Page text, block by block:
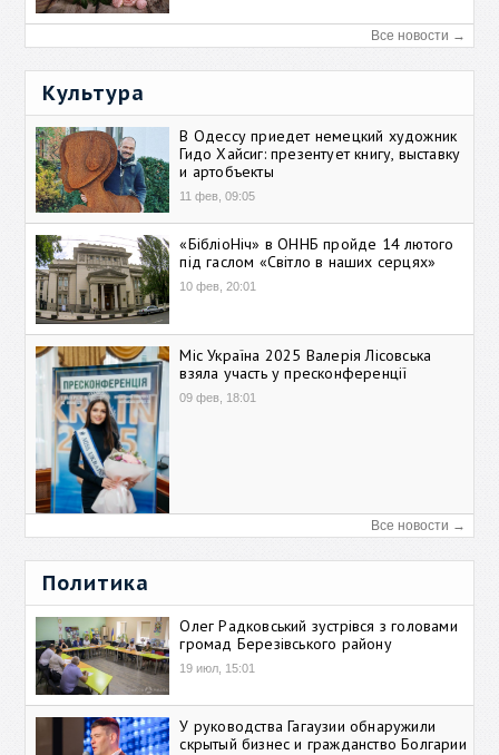
Все новости →
Культура
В Одессу приедет немецкий художник
Гидо Хайсиг: презентует книгу, выставку
и артобъекты
11 фев, 09:05
«БібліоНіч» в ОННБ пройде 14 лютого
під гаслом «Світло в наших серцях»
10 фев, 20:01
Міс Україна 2025 Валерія Лісовська
взяла участь у пресконференції
09 фев, 18:01
Все новости →
Политика
Олег Радковський зустрівся з головами
громад Березівського району
19 июл, 15:01
У руководства Гагаузии обнаружили
скрытый бизнес и гражданство Болгарии